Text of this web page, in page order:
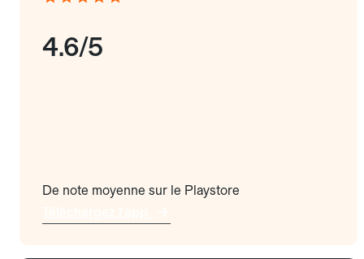
4.6/5
De note moyenne sur le Playstore